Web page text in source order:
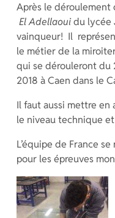
Après le déroulement
El Adellaouidu lycée
vainqueur! Il
le métier de la
qui se dérouleront du
2018 à Caen dans le
Il faut aussi mettre en
le niveau technique
L’équipe de France
pour les épreuves